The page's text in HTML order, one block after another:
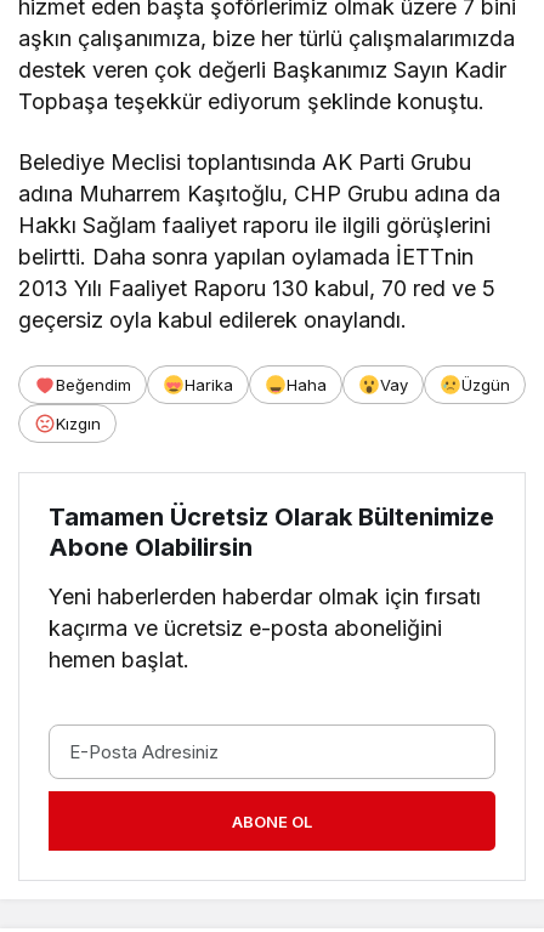
hizmet eden başta şoförlerimiz olmak üzere 7 bini
aşkın çalışanımıza, bize her türlü çalışmalarımızda
destek veren çok değerli Başkanımız Sayın Kadir
Topbaşa teşekkür ediyorum şeklinde konuştu.
Belediye Meclisi toplantısında AK Parti Grubu
adına Muharrem Kaşıtoğlu, CHP Grubu adına da
Hakkı Sağlam faaliyet raporu ile ilgili görüşlerini
belirtti. Daha sonra yapılan oylamada İETTnin
2013 Yılı Faaliyet Raporu 130 kabul, 70 red ve 5
geçersiz oyla kabul edilerek onaylandı.
Beğendim Harika Haha Vay
Üzgün
Kızgın
Tamamen Ücretsiz Olarak Bültenimize
Abone Olabilirsin
Yeni haberlerden haberdar olmak için fırsatı
kaçırma ve ücretsiz e-posta aboneliğini
hemen başlat.
ABONE OL